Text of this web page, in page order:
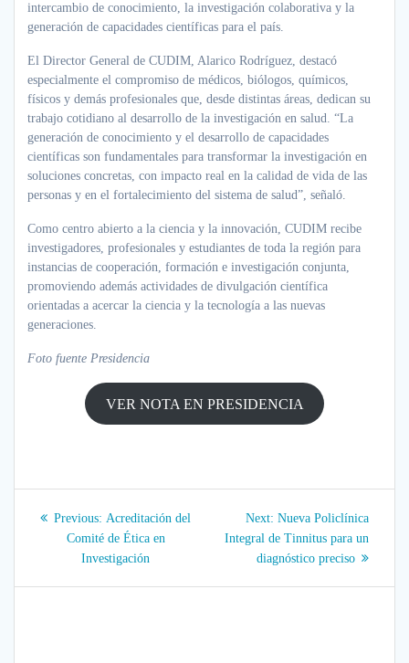
intercambio de conocimiento, la investigación colaborativa y la
generación de capacidades científicas para el país.
El Director General de CUDIM, Alarico Rodríguez, destacó
especialmente el compromiso de médicos, biólogos, químicos,
físicos y demás profesionales que, desde distintas áreas, dedican su
trabajo cotidiano al desarrollo de la investigación en salud. “La
generación de conocimiento y el desarrollo de capacidades
científicas son fundamentales para transformar la investigación en
soluciones concretas, con impacto real en la calidad de vida de las
personas y en el fortalecimiento del sistema de salud”, señaló.
Como centro abierto a la ciencia y la innovación, CUDIM recibe
investigadores, profesionales y estudiantes de toda la región para
instancias de cooperación, formación e investigación conjunta,
promoviendo además actividades de divulgación científica
orientadas a acercar la ciencia y la tecnología a las nuevas
generaciones.
Foto fuente Presidencia
VER NOTA EN PRESIDENCIA
Navegación
entradas
Previous: Previous
post:
Acreditación del
Comité de Ética en
Investigación
Next: Next
post:
Nueva Policlínica
Integral de Tinnitus para un
diagnóstico preciso